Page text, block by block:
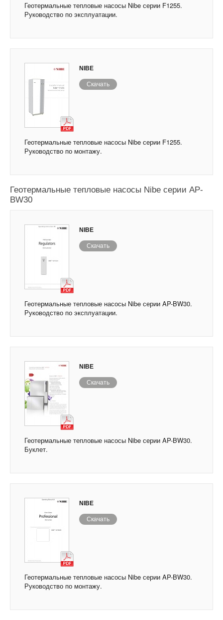
Геотермальные тепловые насосы Nibe серии F1255.
Руководство по эксплуатации.
NIBE
Скачать
Геотермальные тепловые насосы Nibe серии F1255.
Руководство по монтажу.
Геотермальные тепловые насосы Nibe серии AP-
BW30
NIBE
Скачать
Геотермальные тепловые насосы Nibe серии AP-BW30.
Руководство по эксплуатации.
NIBE
Скачать
Геотермальные тепловые насосы Nibe серии AP-BW30.
Буклет.
NIBE
Скачать
Геотермальные тепловые насосы Nibe серии AP-BW30.
Руководство по монтажу.